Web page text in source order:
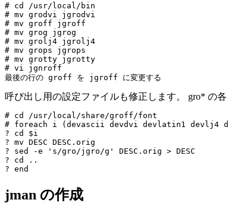
# cd /usr/local/bin
# mv grodvi jgrodvi
# mv groff jgroff
# mv grog jgrog
# mv grolj4 jgrolj4
# mv grops jgrops
# mv grotty jgrotty
# vi jgnroff
呼び出し用の設定ファイルも修正します。 gro* の
# cd /usr/local/share/groff/font
# foreach i (devascii devdvi devlatin1 devlj4
? cd $i
? mv DESC DESC.orig
? sed -e 's/gro/jgro/g' DESC.orig > DESC
? cd ..
jman の作成